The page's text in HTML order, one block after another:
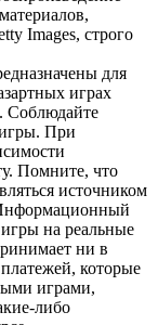
Images, строго
для
играх
Соблюдайте
При
Помните, что
источником
на реальные
ни в
которые
играми,
либо